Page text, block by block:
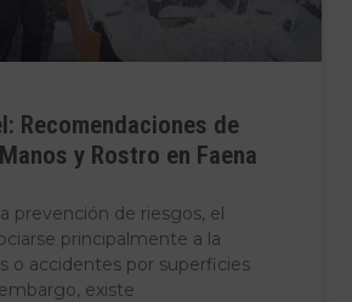
Recomendaciones de
y Rostro en Faena
prevención de riesgos, el
principalmente a la
o accidentes por superficies
existe